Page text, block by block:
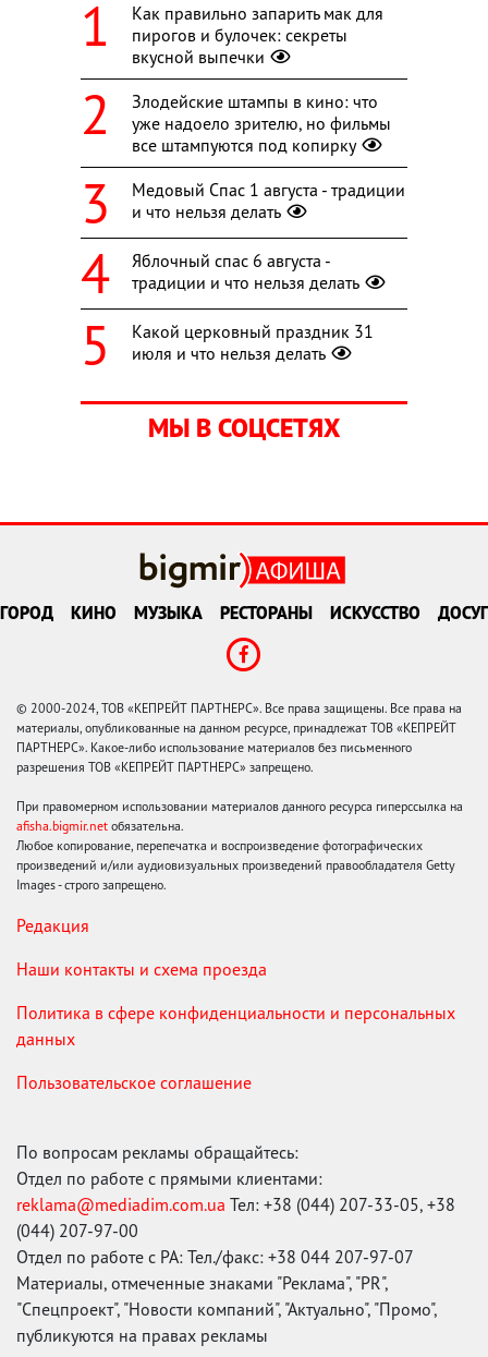
Как правильно запарить мак для
пирогов и булочек: секреты
вкусной выпечки
Злодейские штампы в кино: что
уже надоело зрителю, но фильмы
все штампуются под копирку
Медовый Спас 1 августа - традиции
и что нельзя делать
Яблочный спас 6 августа -
традиции и что нельзя делать
Какой церковный праздник 31
июля и что нельзя делать
МЫ В СОЦСЕТЯХ
ГОРОД КИНО МУЗЫКА РЕСТОРАНЫ ИСКУССТВО ДОСУГ
© 2000-2024, ТОВ «КЕПРЕЙТ ПАРТНЕРС». Все права защищены. Все права на
материалы, опубликованные на данном ресурсе, принадлежат ТОВ «КЕПРЕЙТ
ПАРТНЕРС». Какое-либо использование материалов без письменного
разрешения ТОВ «КЕПРЕЙТ ПАРТНЕРС» запрещено.
При правомерном использовании материалов данного ресурса гиперссылка на
afisha.bigmir.net обязательна.
Любое копирование, перепечатка и воспроизведение фотографических
произведений и/или аудиовизуальных произведений правообладателя Getty
Images - строго запрещено.
Редакция
Наши контакты и схема проезда
Политика в сфере конфиденциальности и персональных
данных
Пользовательское соглашение
По вопросам рекламы обращайтесь:
Отдел по работе с прямыми клиентами:
reklama@mediadim.com.ua Тел: +38 (044) 207-33-05, +38
(044) 207-97-00
Отдел по работе с РА: Тел./факс: +38 044 207-97-07
Материалы, отмеченные знаками "Реклама", "PR",
"Спецпроект", "Новости компаний", "Актуально", "Промо",
публикуются на правах рекламы